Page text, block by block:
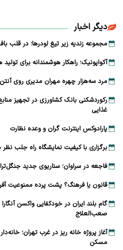
دیگر اخبار
مجموعه زندیه زیر تیغ لودرها؛ در قلب
آکواپونیک؛ راهکار هوشمندانه برای
مرد سه‌هزار چهره مهران مدیری روی
رکوردشکنی بانک کشاورزی در تجهیز
غذایی
پارادوکس اینترنت گران و وعده نظارت
برگزاری با کیفیت نمایشگاه راه جلب
فاجعه در سراوان؛ سناریوی جدید
قانون یا فرهنگ؟ پشت پرده ممنوعیت
گام بلند ایران در خودکفایی واکسن
صعب‌العلاج
آغاز پروژه خانه ریز در غرب تهران؛
مسکن